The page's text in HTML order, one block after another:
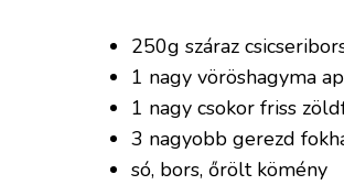
250g száraz
1 nagy vöröshagyma
1 nagy csokor friss
3 nagyobb gerezd
só, bors, őrölt kömény